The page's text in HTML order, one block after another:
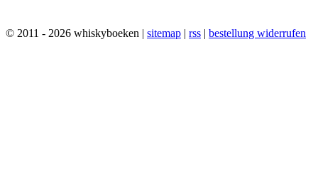
© 2011 - 2026 whiskyboeken | sitemap | rss | bestellung widerrufen